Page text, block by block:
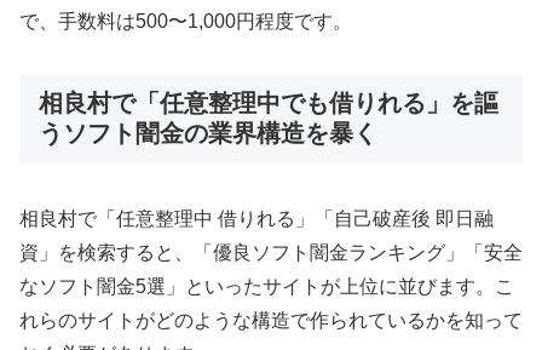
で、手数料は500〜1,000円程度です。
相良村で「任意整理中でも借りれる」を謳
うソフト闇金の業界構造を暴く
相良村で「任意整理中 借りれる」「自己破産後 即日融
資」を検索すると、「優良ソフト闇金ランキング」「安全
なソフト闇金5選」といったサイトが上位に並びます。こ
れらのサイトがどのような構造で作られているかを知って